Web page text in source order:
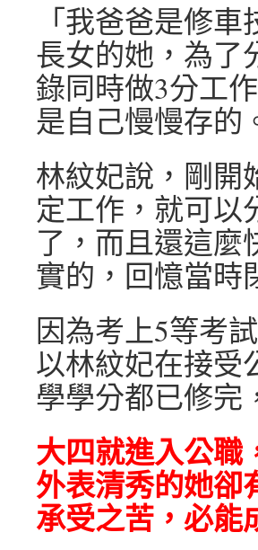
「我爸爸是修
長女的她，為了
錄同時做3分工
是自己慢慢存的
林紋妃說，剛開
定工作，就可以
了，而且還這麼
實的，回憶當時
因為考上5等考
以林紋妃在接受
學學分都已修完
大四就進入公職
外表清秀的她卻
承受之苦，必能